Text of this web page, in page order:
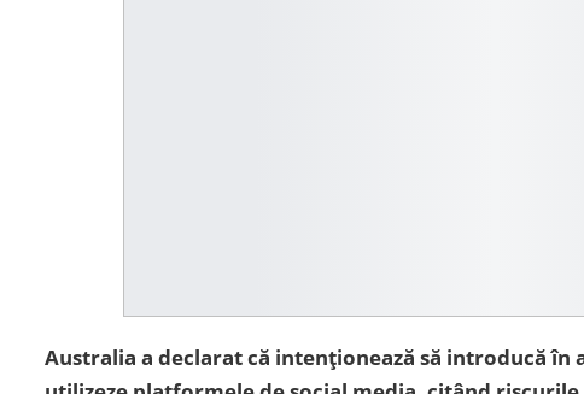
Australia a declarat că intenționează să introducă în